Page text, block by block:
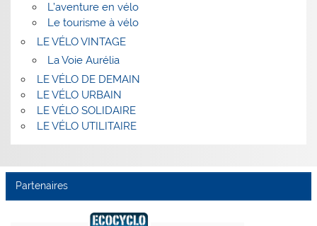
L’aventure en vélo
Le tourisme à vélo
LE VÉLO VINTAGE
La Voie Aurélia
LE VÉLO DE DEMAIN
LE VÉLO URBAIN
LE VÉLO SOLIDAIRE
LE VÉLO UTILITAIRE
Partenaires